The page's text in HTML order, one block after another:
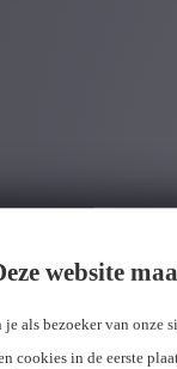
website
je als bezoeker van onze
cookies in de eerste
over
kregen ook